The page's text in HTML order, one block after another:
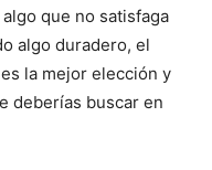
que no satisfaga
algo duradero, el
la mejor elección y
deberías buscar en